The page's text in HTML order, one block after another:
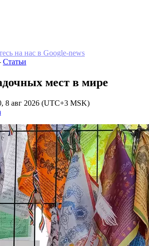
на наc в Google-news
Статьи
мест в мире
8 авг 2026 (UTC+3 MSK)